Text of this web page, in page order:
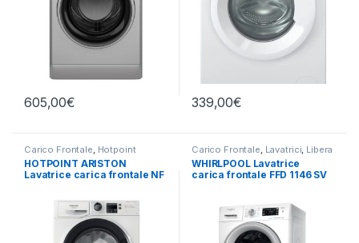
605,00€ 339,00€
Carico Frontale Hotpoint
Ariston, Lavatrici ,Libera
Installazione
HOTPOINT ARISTON
Lavatrice carica frontale NF
Carico Frontale Lavatrici Libera
Installazione Whirlpool
WHIRLPOOL Lavatrice
carica frontale FFD 1146 SV